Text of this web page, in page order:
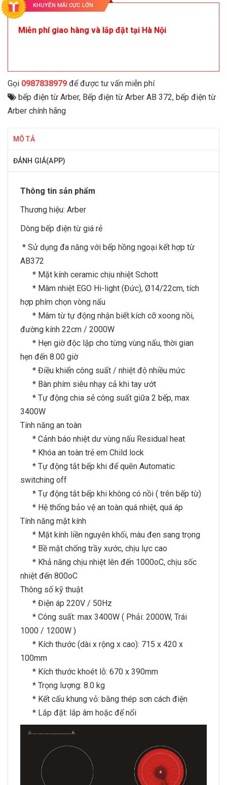
KHUYẾN MÃI CỰC LỚN
Miễn phí giao hàng và lắp đặt tại Hà Nội
Gọi 0987838979 để được tư vấn miễn phí
bếp điện từ Arber, Bếp điện từ Arber AB 372, bếp điện từ
Arber chính hãng
MÔ TẢ
ĐÁNH GIÁ(APP)
Thông tin sản phẩm
Thương hiệu: Arber
Dòng bếp điện từ giá rẻ
* Sử dụng đa năng với bếp hồng ngoại kết hợp từ
AB372
* Mặt kính ceramic chịu nhiệt Schott
* Mâm nhiệt EGO Hi-light (Đức), Ø14/22cm, tích
hợp phím chọn vòng nấu
* Mâm từ tự động nhận biết kích cỡ xoong nồi,
đường kính 22cm / 2000W
* Hẹn giờ độc lập cho từng vùng nấu, thời gian
hẹn đến 8.00 giờ
* Điều khiển công suất / nhiệt độ nhiều mức
* Bàn phím siêu nhạy cả khi tay ướt
* Tự động chia sẻ công suất giữa 2 bếp, max
3400W
Tính năng an toàn
* Cảnh báo nhiệt dư vùng nấu Residual heat
* Khóa an toàn trẻ em Child lock
* Tự động tắt bếp khi để quên Automatic
switching off
* Tự động tắt bếp khi không có nồi ( trên bếp từ)
* Hệ thống bảo vệ an toàn quá nhiệt, quá áp
Tính năng mặt kính
* Mặt kính liền nguyên khối, màu đen sang trọng
* Bề mặt chống trầy xước, chịu lực cao
* Khả năng chịu nhiệt lên đến 1000oC, chịu sốc
nhiệt đến 800oC
Thông số kỹ thuật
* Điện áp 220V / 50Hz
* Công suất: max 3400W ( Phải: 2000W, Trái
1000 / 1200W )
* Kích thước (dài x rộng x cao): 715 x 420 x
100mm
* Kích thước khoét lỗ: 670 x 390mm
* Trọng lượng: 8.0 kg
* Kết cấu khung vỏ: bằng thép sơn cách điện
* Lắp đặt: lắp âm hoặc để nổi